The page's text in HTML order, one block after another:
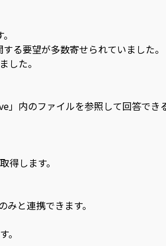
る要望が多数寄せられていました。
した。
内のファイルを参照して回答でき
します。
と連携できます。
。